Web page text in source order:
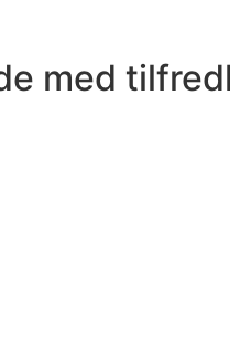
med